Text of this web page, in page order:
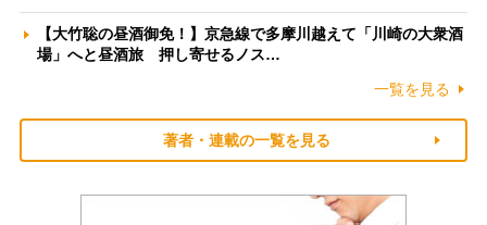
【大竹聡の昼酒御免！】京急線で多摩川越えて「川崎の大衆酒
場」へと昼酒旅 押し寄せるノス…
一覧を見る
著者・連載の一覧を見る